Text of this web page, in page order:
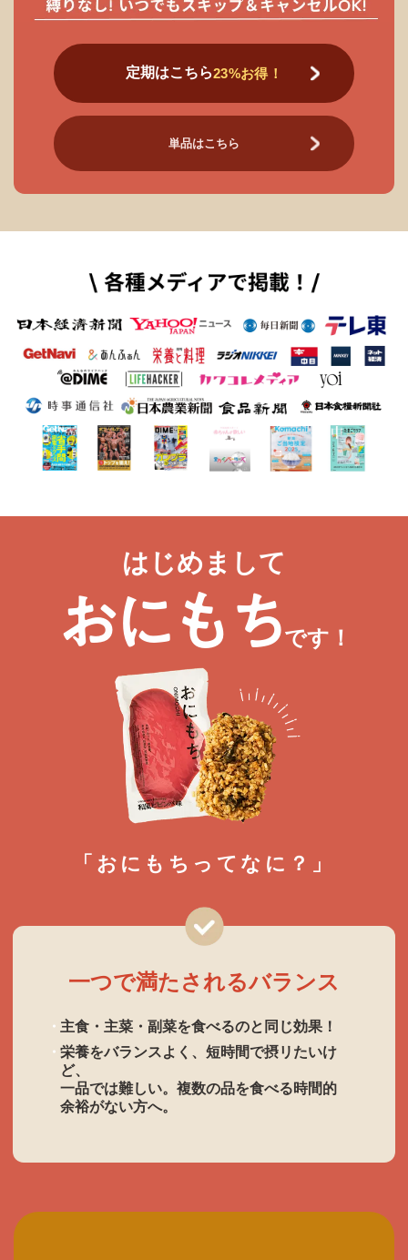
定期はこちら23%お得！
単品はこちら
はじめまして
おにもちです！
「おにもちってなに？」
一つで満たされるバランス
主食・主菜・副菜を食べるのと同じ効果！
栄養をバランスよく、短時間で摂リたいけ
ど、
一品では難しい。複数の品を食べる時間的
余裕がない方へ。